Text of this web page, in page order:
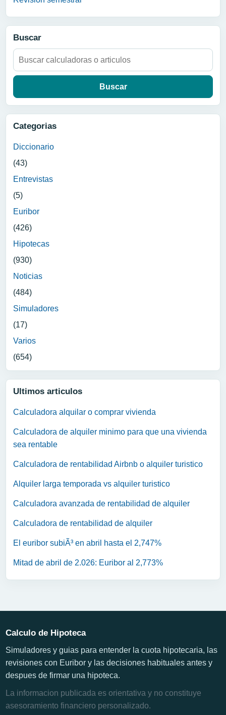
Buscar
Buscar:
Categorias
Diccionario
(43)
Entrevistas
(5)
Euribor
(426)
Hipotecas
(930)
Noticias
(484)
Simuladores
(17)
Varios
(654)
Ultimos articulos
Calculadora alquilar o comprar vivienda
Calculadora de alquiler minimo para que una vivienda
sea rentable
Calculadora de rentabilidad Airbnb o alquiler turistico
Alquiler larga temporada vs alquiler turistico
Calculadora avanzada de rentabilidad de alquiler
Calculadora de rentabilidad de alquiler
El euribor subiÃ³ en abril hasta el 2,747%
Mitad de abril de 2.026: Euribor al 2,773%
Calculo de Hipoteca
Simuladores y guias para entender la cuota hipotecaria, las
revisiones con Euribor y las decisiones habituales antes y
despues de firmar una hipoteca.
La informacion publicada es orientativa y no constituye
asesoramiento financiero personalizado.